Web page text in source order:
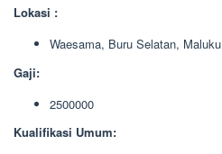
Lokasi :
Waesama, Buru Selatan, Maluku
Gaji:
2500000
Kualifikasi Umum: